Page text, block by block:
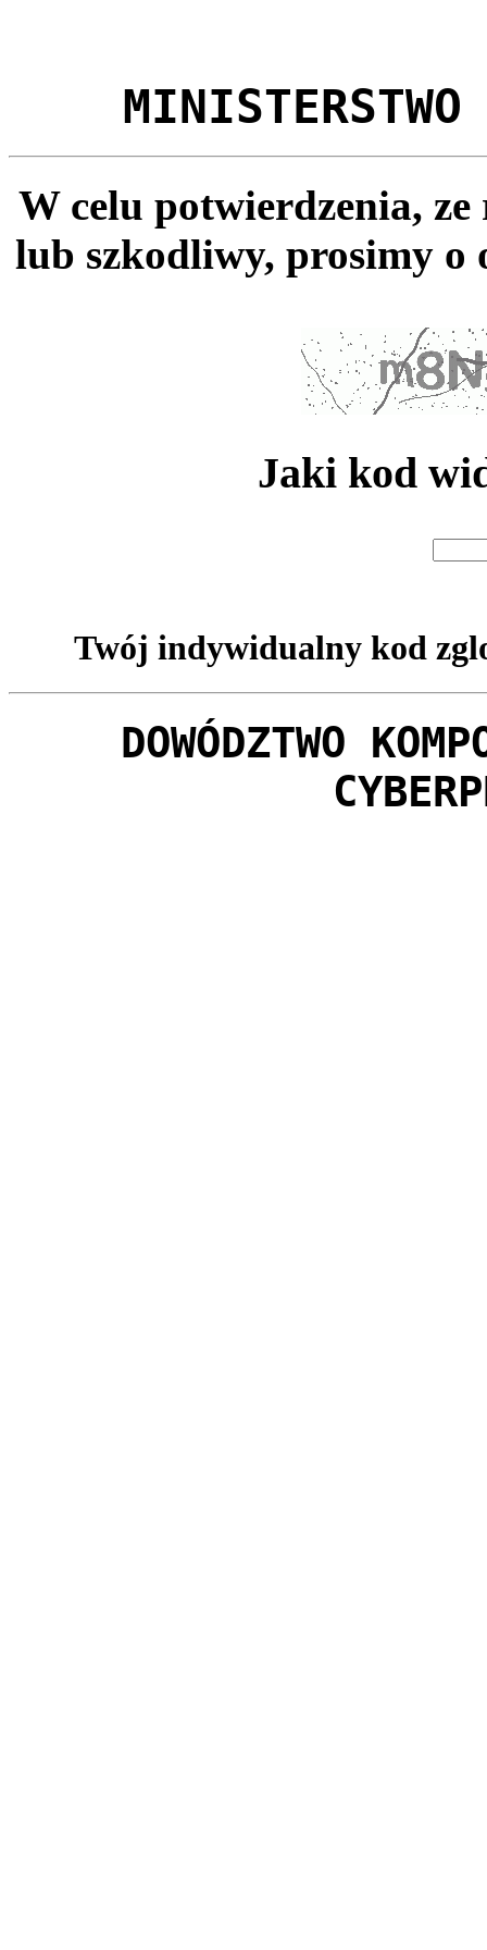
MINISTERSTWO
W celu potwierdzenia,
lub szkodliwy, prosimy o
Jaki kod
Twój indywidualny kod
DOWÓDZTWO